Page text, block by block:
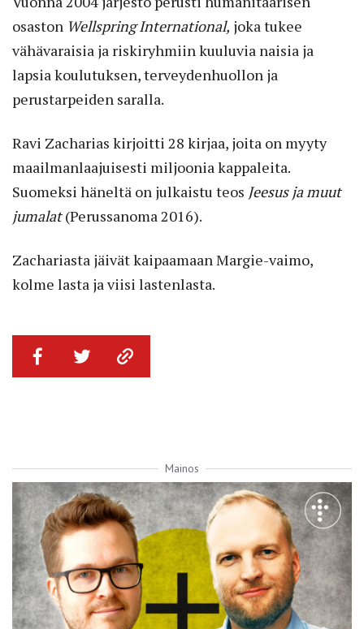
osaston Wellspring International, joka tukee
vähävaraisia ja riskiryhmiin kuuluvia naisia ja
lapsia koulutuksen, terveydenhuollon ja
perustarpeiden saralla.
Ravi Zacharias kirjoitti 28 kirjaa, joita on myyty
maailmanlaajuisesti miljoonia kappaleita.
Suomeksi häneltä on julkaistu teos Jeesus ja muut
jumalat(Perussanoma 2016).
Zachariasta jäivät kaipaamaan Margie-vaimo,
kolme lasta ja viisi lastenlasta.
Mainos